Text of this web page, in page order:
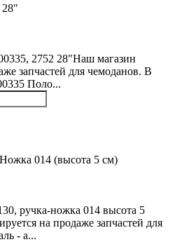
2752 28"Наш магазин
запчастей для чемоданов. В
Поло...
ручка-ножка 014 высота 5
на продаже запчастей для
- а...